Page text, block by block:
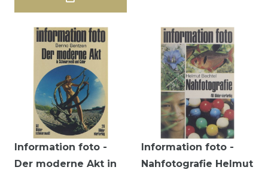
Information foto -
Der moderne Akt in
Information foto -
Nahfotografie Helmut